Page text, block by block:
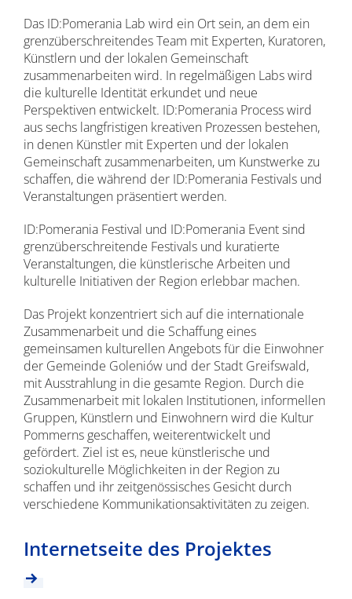
Das ID:Pomerania Lab wird ein Ort sein, an dem ein
grenzüberschreitendes Team mit Experten, Kuratoren,
Künstlern und der lokalen Gemeinschaft
zusammenarbeiten wird. In regelmäßigen Labs wird
die kulturelle Identität erkundet und neue
Perspektiven entwickelt. ID:Pomerania Process wird
aus sechs langfristigen kreativen Prozessen bestehen,
in denen Künstler mit Experten und der lokalen
Gemeinschaft zusammenarbeiten, um Kunstwerke zu
schaffen, die während der ID:Pomerania Festivals und
Veranstaltungen präsentiert werden.
ID:Pomerania Festival und ID:Pomerania Event sind
grenzüberschreitende Festivals und kuratierte
Veranstaltungen, die künstlerische Arbeiten und
kulturelle Initiativen der Region erlebbar machen.
Das Projekt konzentriert sich auf die internationale
Zusammenarbeit und die Schaffung eines
gemeinsamen kulturellen Angebots für die Einwohner
der Gemeinde Goleniów und der Stadt Greifswald,
mit Ausstrahlung in die gesamte Region. Durch die
Zusammenarbeit mit lokalen Institutionen, informellen
Gruppen, Künstlern und Einwohnern wird die Kultur
Pommerns geschaffen, weiterentwickelt und
gefördert. Ziel ist es, neue künstlerische und
soziokulturelle Möglichkeiten in der Region zu
schaffen und ihr zeitgenössisches Gesicht durch
verschiedene Kommunikationsaktivitäten zu zeigen.
Internetseite des Projektes